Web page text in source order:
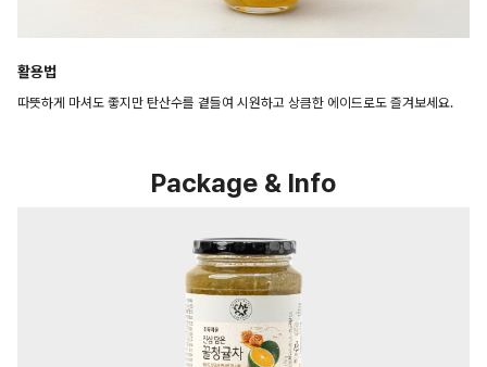
활용법
따뜻하게 마셔도 좋지만 탄산수를 곁들여 시원하고 상큼한 에이드로도 즐겨보세요.
Package & Info